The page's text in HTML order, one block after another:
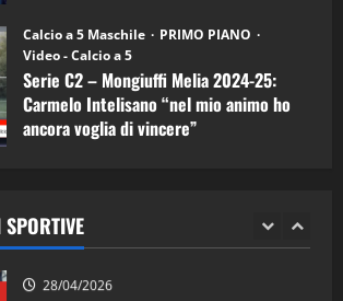
Calcio a 5 Maschile
PRIMO PIANO
Video - Calcio a 5
Serie C2 – Mongiuffi Melia 2024-25:
Carmelo Intelisano “nel mio animo ho
ancora voglia di vincere”
“SportEmpire” in Podcast: 30^ Puntata
(Martedi 05 Maggio 2026)
08/05/2026
28/04/2026
"SportEmpire" in Podcast